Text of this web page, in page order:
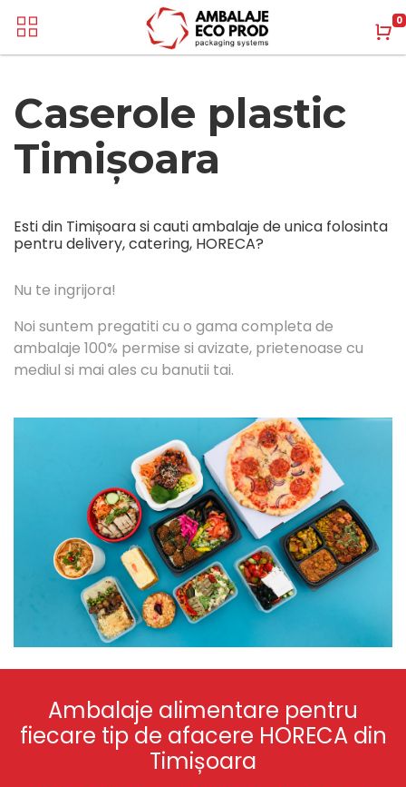
0
Caserole plastic
Timișoara
Esti din Timișoara si cauti ambalaje de unica folosinta
pentru delivery, catering, HORECA?
Nu te ingrijora!
Noi suntem pregatiti cu o gama completa de
ambalaje 100% permise si avizate, prietenoase cu
mediul si mai ales cu banutii tai.
Ambalaje alimentare pentru
fiecare tip de afacere HORECA din
Timișoara